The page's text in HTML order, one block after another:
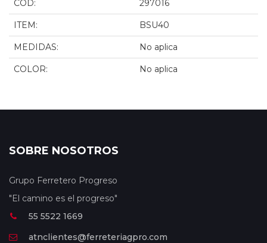
COD: 297016
ITEM: BSU40
MEDIDAS: No aplica
COLOR: No aplica
SOBRE NOSOTROS
Grupo Ferretero Progreso
"El camino es el progreso"
55 5522 1669
atnclientes@ferreteriagpro.com